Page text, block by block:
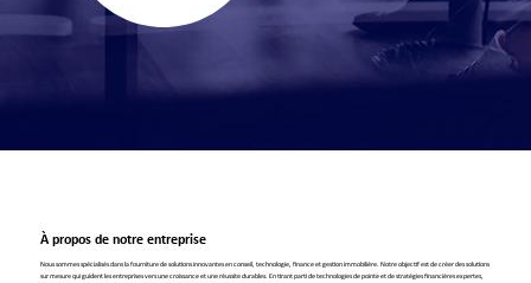
À propos de notre entreprise
Nous sommes spécialisés dans la fourniture de solutions innovantes en conseil, technologie, finance et gestion immobilière. Notre objectif est de créer des solutions
sur mesure qui guident les entreprises vers une croissance et une réussite durables. En tirant parti de technologies de pointe et de stratégies financières expertes,